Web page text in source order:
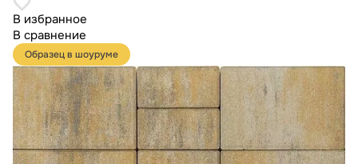
В избранное
В сравнение
Образец в шоуруме